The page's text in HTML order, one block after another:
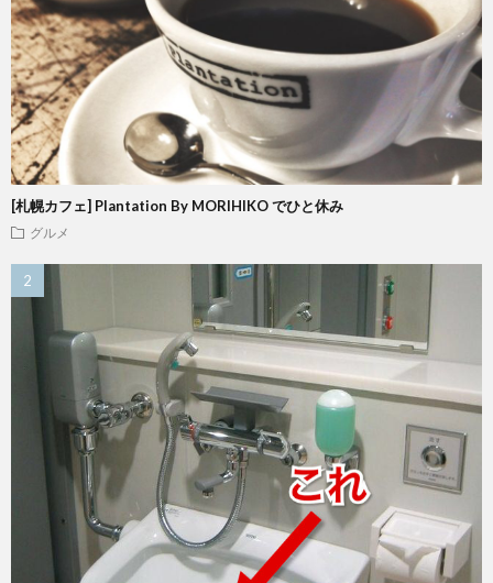
[札幌カフェ] Plantation By MORIHIKO でひと休み
グルメ